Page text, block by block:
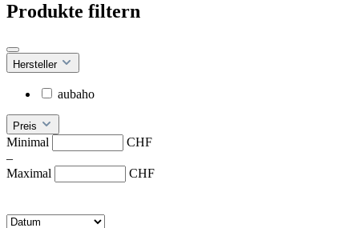
Produkte filtern
Hersteller
aubaho
Preis
Minimal
CHF
–
Maximal
CHF